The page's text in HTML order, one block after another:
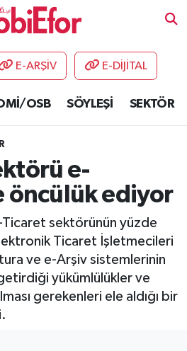
E-ARŞİV E-DİJİTAL
OSB SÖYLEŞİ SEKTÖR
e-
öncülük ediyor
Ticaret sektörünün yüzde
Ticaret İşletmecileri
ve e-Arşiv sistemlerinin
yükümlülükler ve
gerekenleri ele aldığı bir